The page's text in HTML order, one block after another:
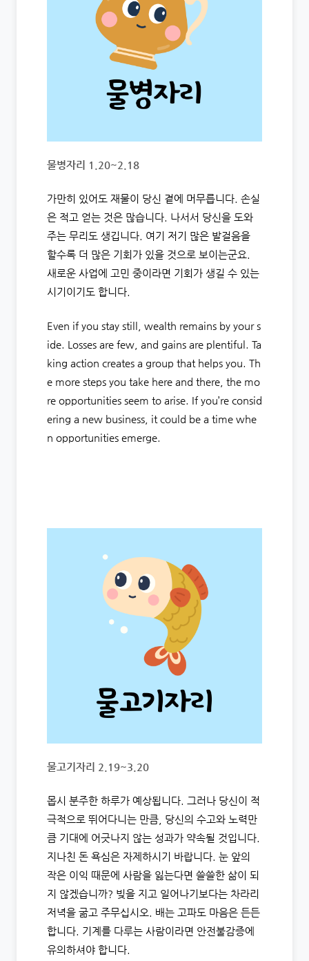
물병자리 1.20~2.18
가만히 있어도 재물이 당신 곁에 머무릅니다. 손실
은 적고 얻는 것은 많습니다. 나서서 당신을 도와
주는 무리도 생깁니다. 여기 저기 많은 발걸음을
할수록 더 많은 기회가 있을 것으로 보이는군요.
새로운 사업에 고민 중이라면 기회가 생길 수 있는
시기이기도 합니다.
Even if you stay still, wealth remains by your s
ide. Losses are few, and gains are plentiful. Ta
king action creates a group that helps you. Th
e more steps you take here and there, the mo
re opportunities seem to arise. If you’re consid
ering a new business, it could be a time whe
n opportunities emerge.
물고기자리 2.19~3.20
몹시 분주한 하루가 예상됩니다. 그러나 당신이 적
극적으로 뛰어다니는 만큼, 당신의 수고와 노력만
큼 기대에 어긋나지 않는 성과가 약속될 것입니다.
지나친 돈 욕심은 자제하시기 바랍니다. 눈 앞의
작은 이익 때문에 사람을 잃는다면 쓸쓸한 삶이 되
지 않겠습니까? 빚을 지고 일어나기보다는 차라리
저녁을 굶고 주무십시오. 배는 고파도 마음은 든든
합니다. 기계를 다루는 사람이라면 안전불감증에
유의하셔야 합니다.